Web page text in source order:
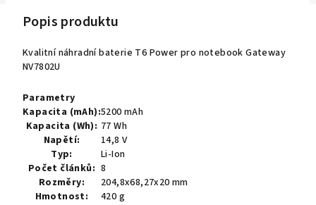
Popis produktu
Kvalitní náhradní baterie T6 Power pro notebook Gateway
NV7802U
Parametry
Kapacita (mAh):5200 mAh
Kapacita (Wh): 77 Wh
Napětí:
14,8 V
Typ:
Li-Ion
Počet článků: 8
Rozměry:
204,8x68,27x20 mm
Hmotnost:
420 g